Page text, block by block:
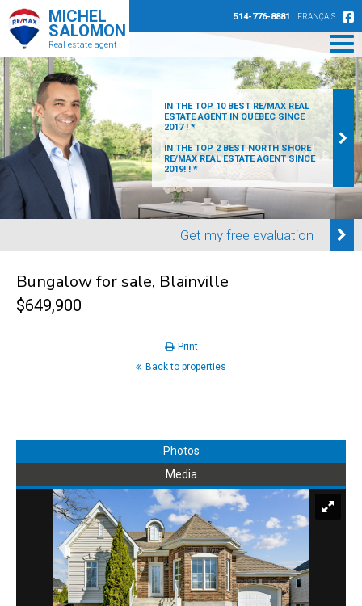
MICHEL
SALOMON
Real estate agent
514-776-8881 FRANÇAIS
IN THE TOP 10 BEST RE/MAX REAL
ESTATE AGENT IN QUÉBEC SINCE
2017 ! *
IN THE TOP 2 BEST NORTH SHORE
RE/MAX REAL ESTATE AGENT SINCE
2019! ! *
Get my free evaluation
Bungalow for sale, Blainville
$649,900
Print
Back to properties
Photos
Media